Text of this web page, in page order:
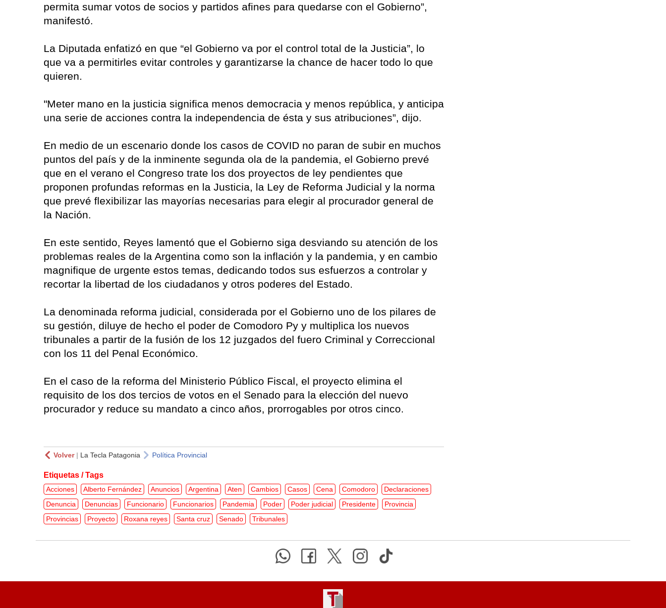
permita sumar votos de socios y partidos afines para quedarse con el Gobierno”,
manifestó.
La Diputada enfatizó en que “el Gobierno va por el control total de la Justicia”, lo
que va a permitirles evitar controles y garantizarse la chance de hacer todo lo que
quieren.
"Meter mano en la justicia significa menos democracia y menos república, y anticipa
una serie de acciones contra la independencia de ésta y sus atribuciones”, dijo.
En medio de un escenario donde los casos de COVID no paran de subir en muchos
puntos del país y de la inminente segunda ola de la pandemia, el Gobierno prevé
que en el verano el Congreso trate los dos proyectos de ley pendientes que
proponen profundas reformas en la Justicia, la Ley de Reforma Judicial y la norma
que prevé flexibilizar las mayorías necesarias para elegir al procurador general de
la Nación.
En este sentido, Reyes lamentó que el Gobierno siga desviando su atención de los
problemas reales de la Argentina como son la inflación y la pandemia, y en cambio
magnifique de urgente estos temas, dedicando todos sus esfuerzos a controlar y
recortar la libertad de los ciudadanos y otros poderes del Estado.
La denominada reforma judicial, considerada por el Gobierno uno de los pilares de
su gestión, diluye de hecho el poder de Comodoro Py y multiplica los nuevos
tribunales a partir de la fusión de los 12 juzgados del fuero Criminal y Correccional
con los 11 del Penal Económico.
En el caso de la reforma del Ministerio Público Fiscal, el proyecto elimina el
requisito de los dos tercios de votos en el Senado para la elección del nuevo
procurador y reduce su mandato a cinco años, prorrogables por otros cinco.
Volver| La Tecla Patagonia Política Provincial
Etiquetas / Tags
Acciones Alberto Fernández Anuncios Argentina Aten Cambios Casos Cena Comodoro
Declaraciones
Denuncia
Denuncias Funcionario Funcionarios Pandemia Poder Poder judicial Presidente
Provincia
Provincias
Proyecto Roxana reyes Santa cruz Senado Tribunales